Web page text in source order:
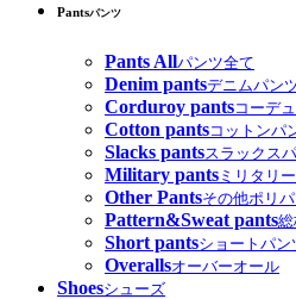
Pantsパンツ
Pants Allパンツ全て
Denim pantsデニムパン
Corduroy pantsコーデ
Cotton pantsコットンパ
Slacks pantsスラックス
Military pants ミリタリ
Other Pantsその他ポリ
Pattern&Sweat pants
Short pantsショートパン
Overallsオーバーオール
Shoesシューズ